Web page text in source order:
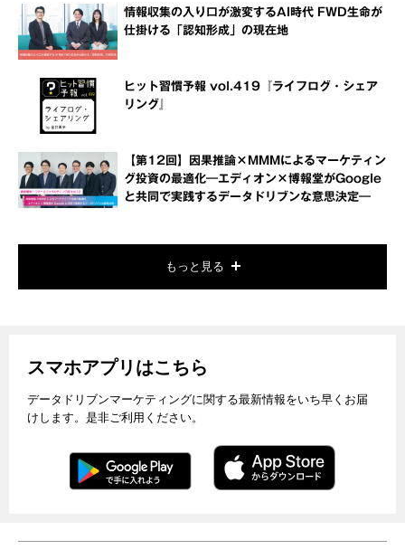
情報収集の入り口が激変するAI時代 FWD生命が
仕掛ける「認知形成」の現在地
ヒット習慣予報 vol.419『ライフログ・シェア
リング』
【第12回】因果推論×MMMによるマーケティン
グ投資の最適化―エディオン×博報堂がGoogle
と共同で実践するデータドリブンな意思決定―
もっと見る
スマホアプリはこちら
データドリブンマーケティングに関する最新情報をいち早くお届
けします。是非ご利用ください。